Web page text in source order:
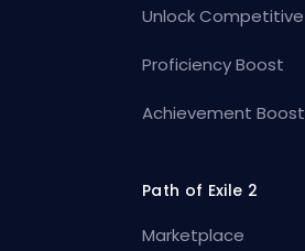
Unlock Competitive
Proficiency Boost
Achievement Boost
Path of Exile 2
Marketplace